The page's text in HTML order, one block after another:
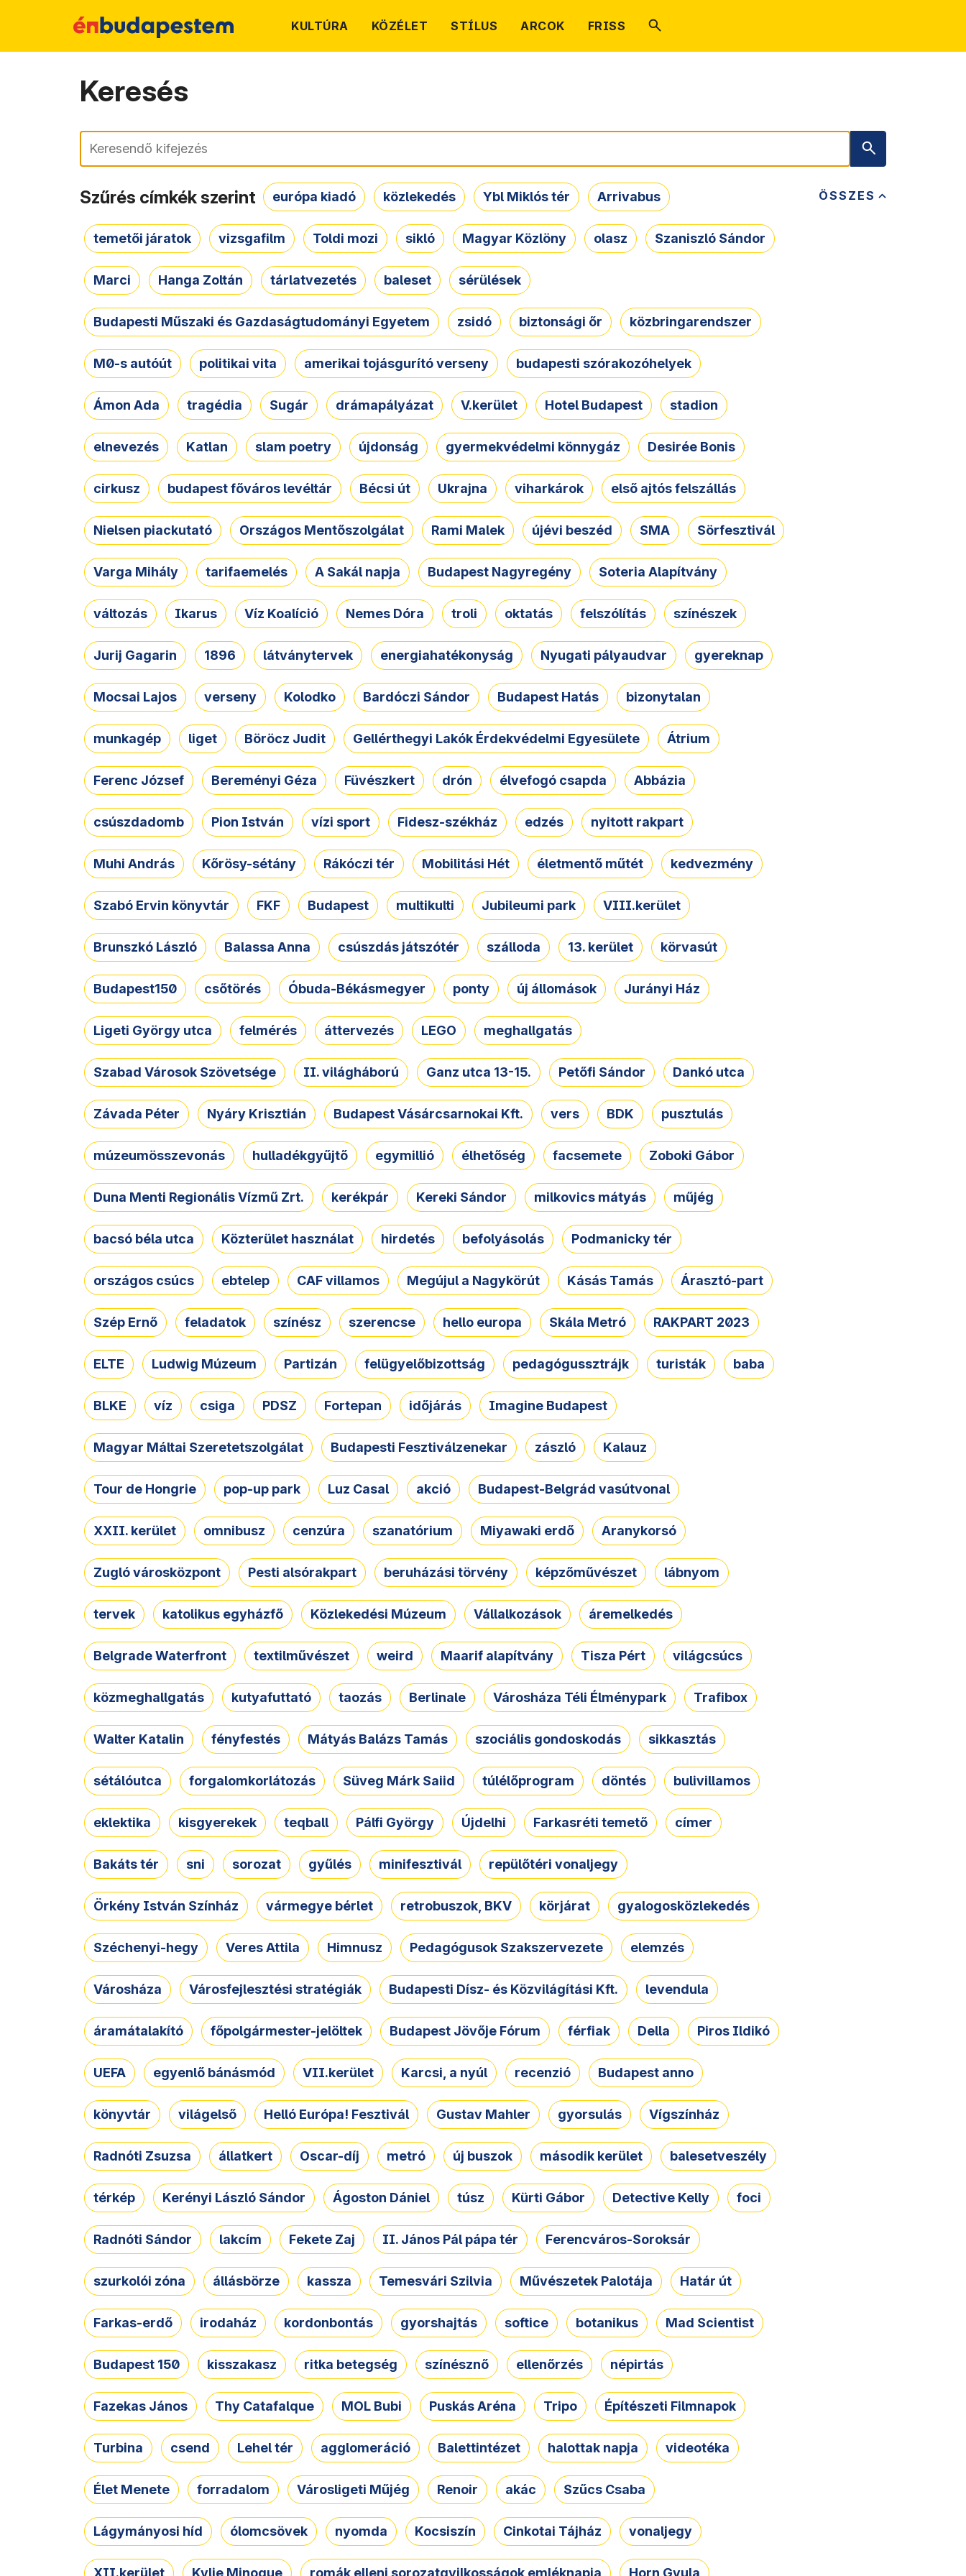
KULTÚRA KÖZÉLET STÍLUS ARCOK FRISS
Keresés
Keresés
ÖSSZES
Szűrés címkék szerint európa kiadó közlekedés Ybl Miklós tér Arrivabus
temetői járatok vizsgafilm Toldi mozi sikló Magyar Közlöny olasz Szaniszló Sándor
Marci Hanga Zoltán tárlatvezetés baleset sérülések
Budapesti Műszaki és Gazdaságtudományi Egyetem zsidó biztonsági őr közbringarendszer
M0-s autóút politikai vita amerikai tojásgurító verseny budapesti szórakozóhelyek
Ámon Ada tragédia Sugár drámapályázat V.kerület Hotel Budapest stadion
elnevezés Katlan slam poetry újdonság gyermekvédelmi könnygáz Desirée Bonis
cirkusz budapest főváros levéltár Bécsi út Ukrajna viharkárok első ajtós felszállás
Nielsen piackutató Országos Mentőszolgálat Rami Malek újévi beszéd SMA Sörfesztivál
Varga Mihály tarifaemelés A Sakál napja Budapest Nagyregény Soteria Alapítvány
változás Ikarus Víz Koalíció Nemes Dóra troli oktatás felszólítás színészek
Jurij Gagarin 1896 látványtervek energiahatékonyság Nyugati pályaudvar gyereknap
Mocsai Lajos verseny Kolodko Bardóczi Sándor Budapest Hatás bizonytalan
munkagép liget Böröcz Judit Gellérthegyi Lakók Érdekvédelmi Egyesülete Átrium
Ferenc József Bereményi Géza Füvészkert drón élvefogó csapda Abbázia
csúszdadomb Pion István vízi sport Fidesz-székház edzés nyitott rakpart
Muhi András Kőrösy-sétány Rákóczi tér Mobilitási Hét életmentő műtét kedvezmény
Szabó Ervin könyvtár FKF Budapest multikulti Jubileumi park VIII.kerület
Brunszkó László Balassa Anna csúszdás játszótér szálloda 13. kerület körvasút
Budapest150 csőtörés Óbuda-Békásmegyer ponty új állomások Jurányi Ház
Ligeti György utca felmérés áttervezés LEGO meghallgatás
Szabad Városok Szövetsége II. világháború Ganz utca 13-15. Petőfi Sándor Dankó utca
Závada Péter Nyáry Krisztián Budapest Vásárcsarnokai Kft. vers BDK pusztulás
múzeumösszevonás hulladékgyűjtő egymillió élhetőség facsemete Zoboki Gábor
Duna Menti Regionális Vízmű Zrt. kerékpár Kereki Sándor milkovics mátyás műjég
bacsó béla utca Közterület használat hirdetés befolyásolás Podmanicky tér
országos csúcs ebtelep CAF villamos Megújul a Nagykörút Kásás Tamás Árasztó-part
Szép Ernő feladatok színész szerencse hello europa Skála Metró RAKPART 2023
ELTE Ludwig Múzeum Partizán felügyelőbizottság pedagógussztrájk turisták baba
BLKE víz csiga PDSZ Fortepan időjárás Imagine Budapest
Magyar Máltai Szeretetszolgálat Budapesti Fesztiválzenekar zászló Kalauz
Tour de Hongrie pop-up park Luz Casal akció Budapest-Belgrád vasútvonal
XXII. kerület omnibusz cenzúra szanatórium Miyawaki erdő Aranykorsó
Zugló városközpont Pesti alsórakpart beruházási törvény képzőművészet lábnyom
tervek katolikus egyházfő Közlekedési Múzeum Vállalkozások áremelkedés
Belgrade Waterfront textilművészet weird Maarif alapítvány Tisza Pért világcsúcs
közmeghallgatás kutyafuttató taozás Berlinale Városháza Téli Élménypark Trafibox
Walter Katalin fényfestés Mátyás Balázs Tamás szociális gondoskodás sikkasztás
sétálóutca forgalomkorlátozás Süveg Márk Saiid túlélőprogram döntés bulivillamos
eklektika kisgyerekek teqball Pálfi György Újdelhi Farkasréti temető címer
Bakáts tér sni sorozat gyűlés minifesztivál repülőtéri vonaljegy
Örkény István Színház vármegye bérlet retrobuszok, BKV körjárat gyalogosközlekedés
Széchenyi-hegy Veres Attila Himnusz Pedagógusok Szakszervezete elemzés
Városháza Városfejlesztési stratégiák Budapesti Dísz- és Közvilágítási Kft. levendula
áramátalakító főpolgármester-jelöltek Budapest Jövője Fórum férfiak Della Piros Ildikó
UEFA egyenlő bánásmód VII.kerület Karcsi, a nyúl recenzió Budapest anno
könyvtár világelső Helló Európa! Fesztivál Gustav Mahler gyorsulás Vígszínház
Radnóti Zsuzsa állatkert Oscar-díj metró új buszok második kerület balesetveszély
térkép Kerényi László Sándor Ágoston Dániel túsz Kürti Gábor Detective Kelly foci
Radnóti Sándor lakcím Fekete Zaj II. János Pál pápa tér Ferencváros-Soroksár
szurkolói zóna állásbörze kassza Temesvári Szilvia Művészetek Palotája Határ út
Farkas-erdő irodaház kordonbontás gyorshajtás softice botanikus Mad Scientist
Budapest 150 kisszakasz ritka betegség színésznő ellenőrzés népirtás
Fazekas János Thy Catafalque MOL Bubi Puskás Aréna Tripo Építészeti Filmnapok
Turbina csend Lehel tér agglomeráció Balettintézet halottak napja videotéka
Élet Menete forradalom Városligeti Műjég Renoir akác Szűcs Csaba
Lágymányosi híd ólomcsövek nyomda Kocsiszín Cinkotai Tájház vonaljegy
XII.kerület Kylie Minogue romák elleni sorozatgyilkosságok emléknapja Horn Gyula